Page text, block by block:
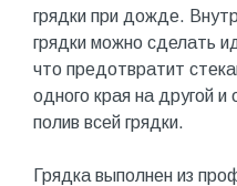
грядки при дожде.
грядки можно сделать
что предотвратит
одного края на другой
полив всей грядки.
Грядка выполнен из